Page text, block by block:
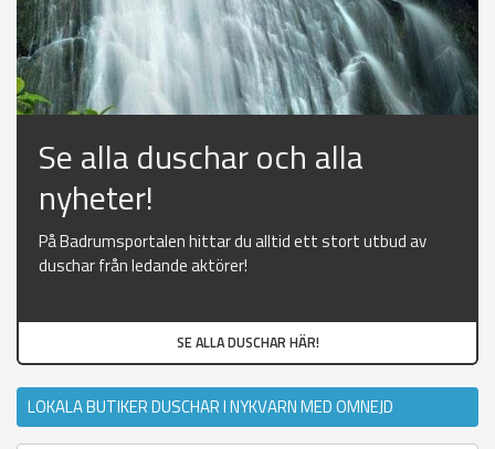
Se alla duschar och alla
nyheter!
På Badrumsportalen hittar du alltid ett stort utbud av
duschar från ledande aktörer!
SE ALLA DUSCHAR HÄR!
LOKALA BUTIKER DUSCHAR I NYKVARN MED OMNEJD